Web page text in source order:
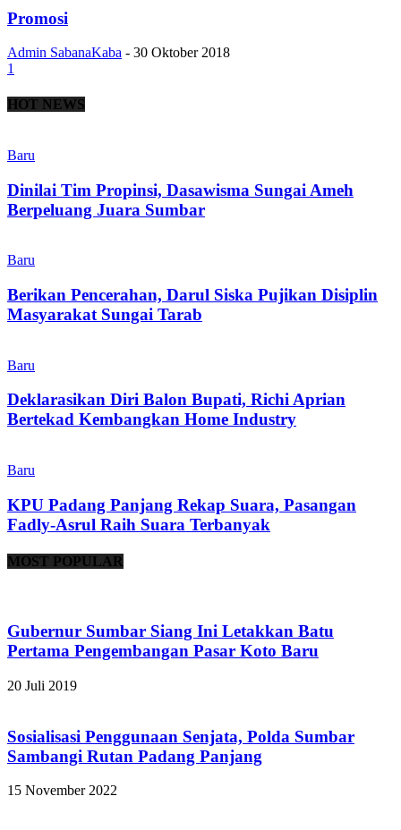
Promosi
Admin SabanaKaba - 30 Oktober 2018
1
HOT NEWS
Baru
Dinilai Tim Propinsi, Dasawisma Sungai Ameh
Berpeluang Juara Sumbar
Baru
Berikan Pencerahan, Darul Siska Pujikan Disiplin
Masyarakat Sungai Tarab
Baru
Deklarasikan Diri Balon Bupati, Richi Aprian
Bertekad Kembangkan Home Industry
Baru
KPU Padang Panjang Rekap Suara, Pasangan
Fadly-Asrul Raih Suara Terbanyak
MOST POPULAR
Gubernur Sumbar Siang Ini Letakkan Batu
Pertama Pengembangan Pasar Koto Baru
20 Juli 2019
Sosialisasi Penggunaan Senjata, Polda Sumbar
Sambangi Rutan Padang Panjang
15 November 2022